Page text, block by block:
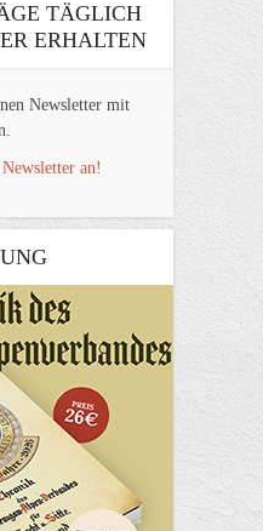
TÄGLICH
ERHALTEN
Newsletter mit
an!